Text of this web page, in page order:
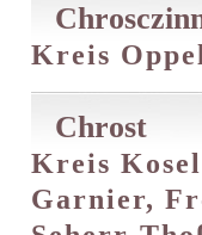
Kreis
Chrost
Kreis
Garnier,